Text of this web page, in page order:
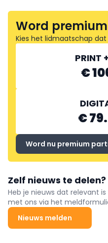
Word
Kies het lidmaatschap dat
PRINT
€
€
Word nu premium
Zelf nieuws te delen?
Heb je nieuws dat relevant
met ons via het
Nieuws melden